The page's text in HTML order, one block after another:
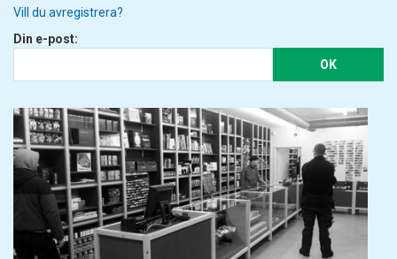
Vill du avregistrera?
Din e-post:
OK